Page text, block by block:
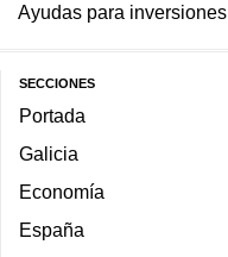
Ayudas para inversiones
SECCIONES
Portada
Galicia
Economía
España